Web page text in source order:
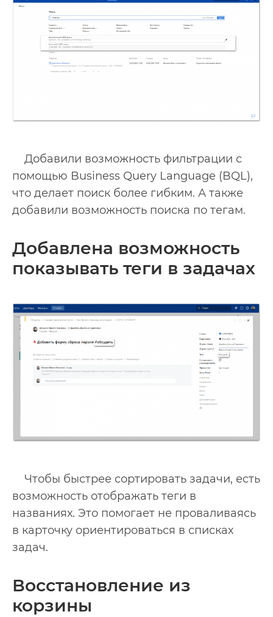
Добавили возможность фильтрации с
помощью Business Query Language (BQL),
что делает поиск более гибким. А также
добавили возможность поиска по тегам.
Добавлена возможность
показывать теги в задачах
Чтобы быстрее сортировать задачи, есть
возможность отображать теги в
названиях. Это помогает не проваливаясь
в карточку ориентироваться в списках
задач.
Восстановление из
корзины